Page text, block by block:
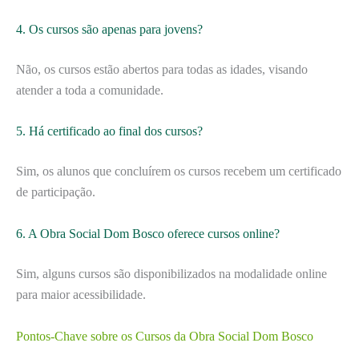
4. Os cursos são apenas para jovens?
Não, os cursos estão abertos para todas as idades, visando
atender a toda a comunidade.
5. Há certificado ao final dos cursos?
Sim, os alunos que concluírem os cursos recebem um certificado
de participação.
6. A Obra Social Dom Bosco oferece cursos online?
Sim, alguns cursos são disponibilizados na modalidade online
para maior acessibilidade.
Pontos-Chave sobre os Cursos da Obra Social Dom Bosco